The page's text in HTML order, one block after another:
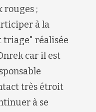
rouges ;
à la
triage" réalisée
car il est
très étroit
à se